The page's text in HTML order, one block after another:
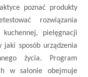
poznać produkty
rozwiązania
pielęgnacji
jaki sposób urządzenia
życia. Program
w salonie obejmuje